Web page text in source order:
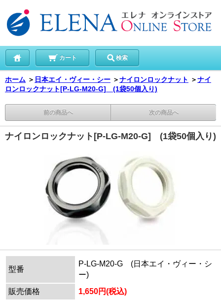
カート 検索
ホーム ＞ 日本エイ・ヴィー・シー ＞ナイロンロックナット ＞ナイ
ロンロックナット[P-LG-M20-G] (1袋50個入り)
前の商品へ 次の商品へ
ナイロンロックナット[P-LG-M20-G] (1袋50個入り)
型番
P-LG-M20-G (日本エイ・ヴィー・シ
ー)
販売価格
1,650円(税込)